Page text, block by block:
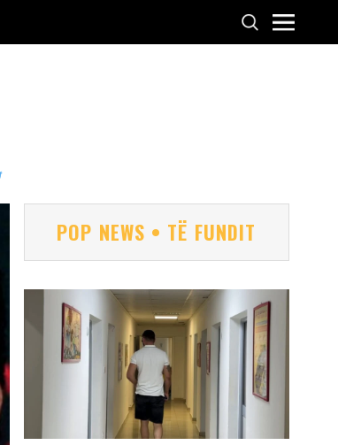
POP NEWS • TË FUNDIT